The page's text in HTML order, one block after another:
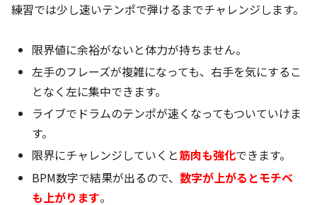
練習では少し速いテンポで弾けるまでチャレンジします。
限界値に余裕がないと体力が持ちません。
左手のフレーズが複雑になっても、右手を気にするこ
となく左に集中できます。
ライブでドラムのテンポが速くなってもついていけま
す。
限界にチャレンジしていくと筋肉も強化できます。
BPM数字で結果が出るので、数字が上がるとモチベ
も上がります。